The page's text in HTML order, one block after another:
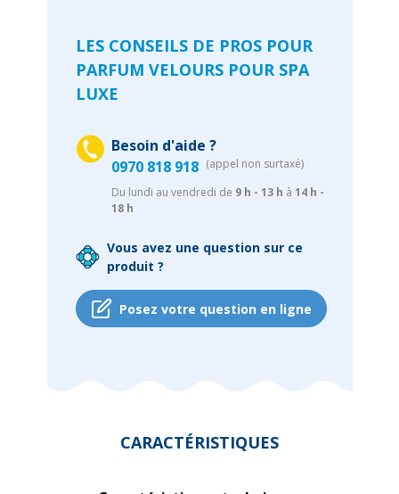
LES CONSEILS DE PROS POUR
PARFUM VELOURS POUR SPA
LUXE
Besoin d'aide ?
0970 818 918 (appel non surtaxé)
Du lundi au vendredi de 9 h - 13 h à 14 h -
18 h
Vous avez une question sur ce
produit ?
Posez votre question en ligne
CARACTÉRISTIQUES